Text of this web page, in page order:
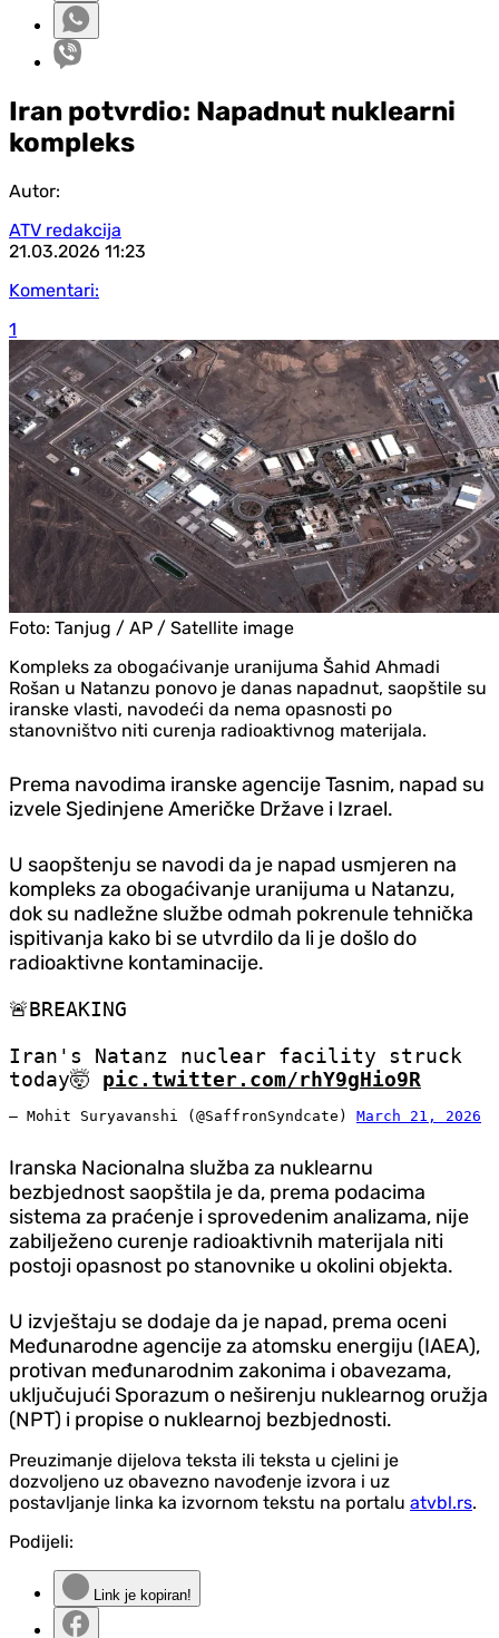
Iran potvrdio: Napadnut nuklearni
kompleks
Autor:
ATV redakcija
21.03.2026 11:23
Komentari:
1
Foto: Tanjug / AP / Satellite image
Kompleks za obogaćivanje uranijuma Šahid Ahmadi
Rošan u Natanzu ponovo je danas napadnut, saopštile su
iranske vlasti, navodeći da nema opasnosti po
stanovništvo niti curenja radioaktivnog materijala.
Prema navodima iranske agencije Tasnim, napad su
izvele Sjedinjene Američke Države i Izrael.
U saopštenju se navodi da je napad usmjeren na
kompleks za obogaćivanje uranijuma u Natanzu,
dok su nadležne službe odmah pokrenule tehnička
ispitivanja kako bi se utvrdilo da li je došlo do
radioaktivne kontaminacije.
🚨BREAKING
Iran's Natanz nuclear facility struck
today🤯 pic.twitter.com/rhY9gHio9R
— Mohit Suryavanshi (@SaffronSyndcate) March 21, 2026
Iranska Nacionalna služba za nuklearnu
bezbjednost saopštila je da, prema podacima
sistema za praćenje i sprovedenim analizama, nije
zabilježeno curenje radioaktivnih materijala niti
postoji opasnost po stanovnike u okolini objekta.
U izvještaju se dodaje da je napad, prema oceni
Međunarodne agencije za atomsku energiju (IAEA),
protivan međunarodnim zakonima i obavezama,
uključujući Sporazum o neširenju nuklearnog oružja
(NPT) i propise o nuklearnoj bezbjednosti.
Preuzimanje dijelova teksta ili teksta u cjelini je
dozvoljeno uz obavezno navođenje izvora i uz
postavljanje linka ka izvornom tekstu na portalu atvbl.rs.
Podijeli:
Link je kopiran!